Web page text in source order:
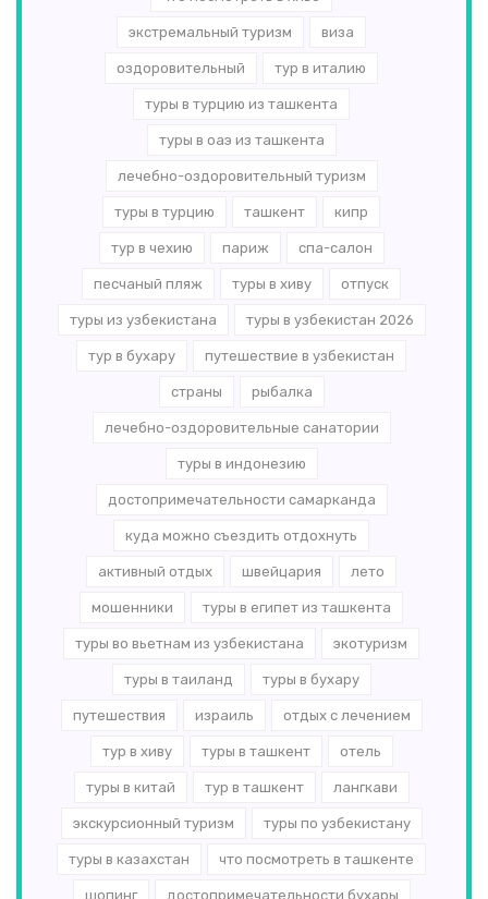
экстремальный туризм виза
оздоровительный тур в италию
туры в турцию из ташкента
туры в оаэ из ташкента
лечебно-оздоровительный туризм
туры в турцию ташкент кипр
тур в чехию париж спа-салон
песчаный пляж туры в хиву отпуск
туры из узбекистана туры в узбекистан 2026
тур в бухару путешествие в узбекистан
страны рыбалка
лечебно-оздоровительные санатории
туры в индонезию
достопримечательности самарканда
куда можно съездить отдохнуть
активный отдых швейцария лето
мошенники туры в египет из ташкента
туры во вьетнам из узбекистана экотуризм
туры в таиланд туры в бухару
путешествия израиль отдых с лечением
тур в хиву туры в ташкент отель
туры в китай тур в ташкент лангкави
экскурсионный туризм туры по узбекистану
туры в казахстан что посмотреть в ташкенте
шопинг достопримечательности бухары